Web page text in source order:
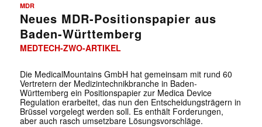
MDR
Neues MDR-Positionspapier aus
Baden-Württemberg
MEDTECH-ZWO-ARTIKEL
Die MedicalMountains GmbH hat gemeinsam mit rund 60
Vertretern der Medizintechnikbranche in Baden-
Württemberg ein Positionspapier zur Medica Device
Regulation erarbeitet, das nun den Entscheidungsträgern in
Brüssel vorgelegt werden soll. Es enthält Forderungen,
aber auch rasch umsetzbare Lösungsvorschläge.